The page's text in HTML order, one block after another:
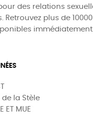
des relations
Retrouvez plus de
de la Stèle
ET MUE